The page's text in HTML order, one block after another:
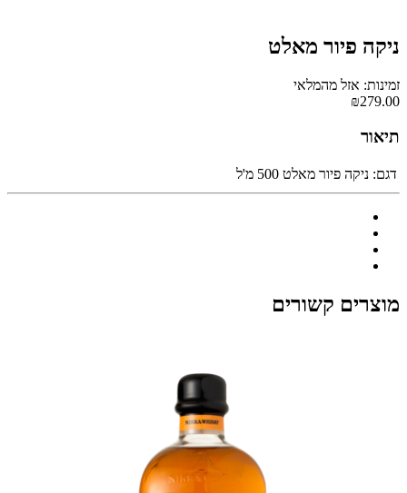
ניקה פיור מאלט
זמינות: אזל מהמלאי
₪279.00
תיאור
דגם: ניקה פיור מאלט 500 מ'ל
מוצרים קשורים